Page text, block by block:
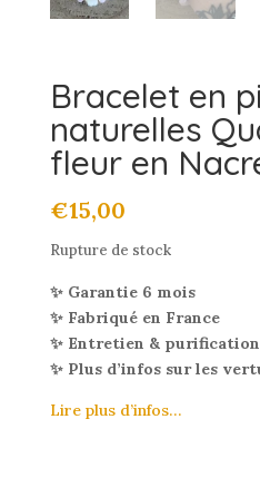
Bracelet en
naturelles
fleur en
€15,00
Rupture de stock
✨ Garantie 6 mois
✨ Fabriqué en France
✨ Entretien & purification
✨ Plus d’infos sur les
Lire plus d’infos…